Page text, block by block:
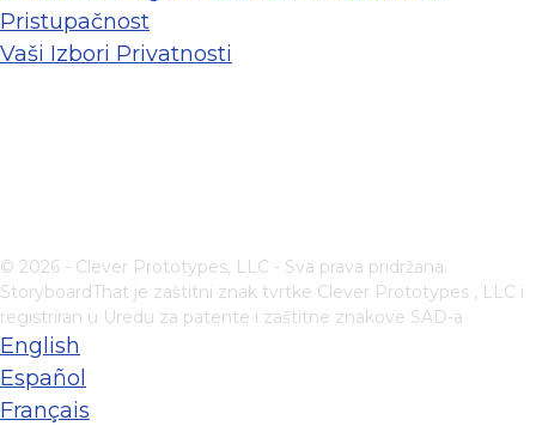
Pristupačnost
Vaši Izbori Privatnosti
© 2026 - Clever Prototypes, LLC - Sva prava pridržana.
StoryboardThat je zaštitni znak tvrtke Clever Prototypes , LLC i
registriran u Uredu za patente i zaštitne znakove SAD-a
English
Español
Français